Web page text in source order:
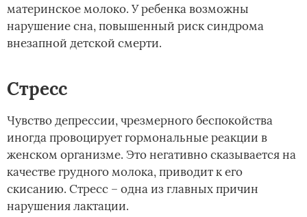
материнское молоко. У ребенка возможны
нарушение сна, повышенный риск синдрома
внезапной детской смерти.
Стресс
Чувство депрессии, чрезмерного беспокойства
иногда провоцирует гормональные реакции в
женском организме. Это негативно сказывается на
качестве грудного молока, приводит к его
скисанию. Стресс – одна из главных причин
нарушения лактации.